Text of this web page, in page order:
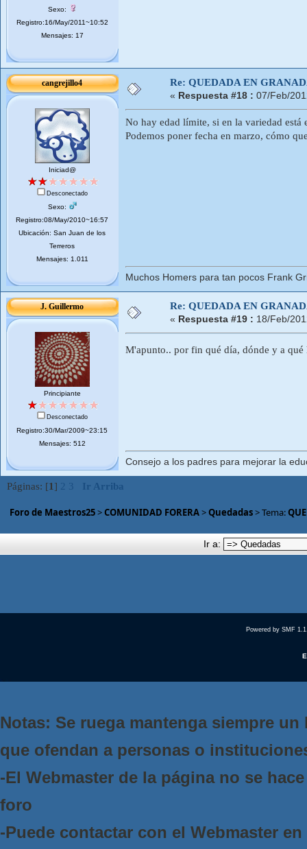
Sexo:
Registro:16/May/2011~10:52
Mensajes: 17
cangrejillo4
Iniciad@
Desconectado
Sexo:
Registro:08/May/2010~16:57
Ubicación: San Juan de los
Terreros
Mensajes: 1.011
Re: QUEDADA EN
« Respuesta #18 : 07/Feb/
No hay edad límite, si en la variedad está
Podemos poner fecha en marzo, cómo
Muchos Homers para tan pocos Frank
J. Guillermo
Principiante
Desconectado
Registro:30/Mar/2009~23:15
Mensajes: 512
Re: QUEDADA EN
« Respuesta #19 : 18/Feb/
M'apunto.. por fin qué día, dónde y a qué
Consejo a los padres para mejorar la
Páginas: [1] 2 3 Ir Arriba
Foro de Maestros25>COMUNIDAD FORERA>Quedadas> Tema:
Ir a:
Powered by SMF
Notas: Se ruega mantenga siempre
que ofendan a personas o
-El Webmaster de la página no se
foro
-Puede contactar con el Webmaster